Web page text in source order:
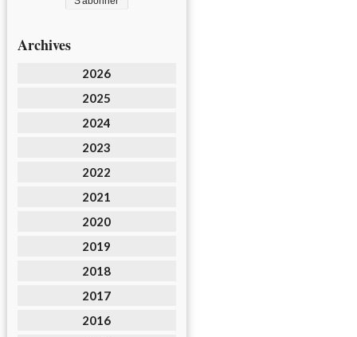
Archives
2026
2025
2024
2023
2022
2021
2020
2019
2018
2017
2016